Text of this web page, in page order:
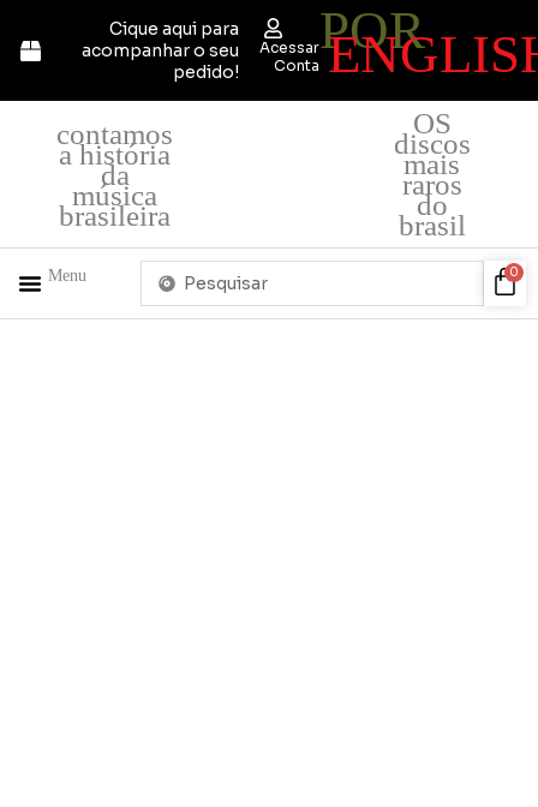
para
Cique aqui para
acompanhar o seu
pedido!
Acessar
Conta
POR
contamos
a história
da
música
brasileira
OS
discos
mais
raros
do
brasil
Menu
Pesquisar
0